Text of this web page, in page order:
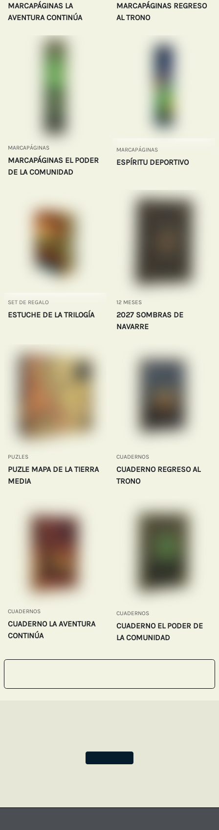
MARCAPÁGINAS LA
AVENTURA CONTINÚA
MARCAPÁGINAS REGRESO
AL TRONO
MARCAPÁGINAS
MARCAPÁGINAS EL PODER
DE LA COMUNIDAD
MARCAPÁGINAS
ESPÍRITU DEPORTIVO
SET DE REGALO
ESTUCHE DE LA TRILOGÍA
12 MESES
2027 SOMBRAS DE
NAVARRE
PUZLES
PUZLE MAPA DE LA TIERRA
MEDIA
CUADERNOS
CUADERNO REGRESO AL
TRONO
CUADERNOS
CUADERNO LA AVENTURA
CONTINÚA
CUADERNOS
CUADERNO EL PODER DE
LA COMUNIDAD